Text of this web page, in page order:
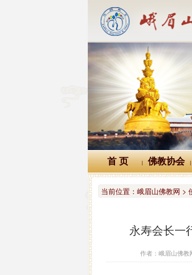
首 页 | 佛教协会 |
当前位置： 峨眉山佛教网 >
永寿会长一
作者：峨眉山佛教